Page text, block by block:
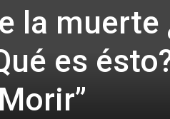
la
es